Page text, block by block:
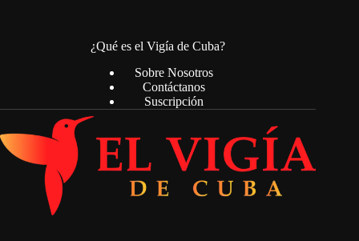
¿Qué es el Vigía de Cuba?
Sobre Nosotros
Contáctanos
Suscripción